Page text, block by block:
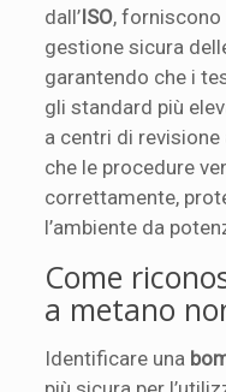
dall’ISO, forniscono
gestione sicura
garantendo che i
gli standard più
a centri di revisione
che le procedure
correttamente,
l’ambiente da
Come
a metano
Identificare una